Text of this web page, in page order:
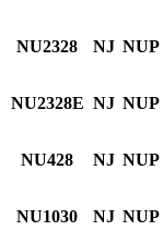
NU2328 NJ NUP
NU2328E NJ NUP
NU428 NJ NUP
NU1030 NJ NUP